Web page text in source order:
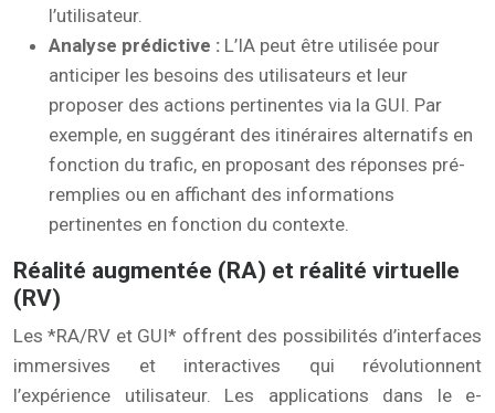
l’utilisateur.
Analyse prédictive : L’IA peut être utilisée pour
anticiper les besoins des utilisateurs et leur
proposer des actions pertinentes via la GUI. Par
exemple, en suggérant des itinéraires alternatifs en
fonction du trafic, en proposant des réponses pré-
remplies ou en affichant des informations
pertinentes en fonction du contexte.
Réalité augmentée (RA) et réalité virtuelle
(RV)
Les *RA/RV et GUI* offrent des possibilités d’interfaces
immersives et interactives qui révolutionnent
l’expérience utilisateur. Les applications dans le e-